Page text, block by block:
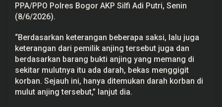
PPA/PPO Polres Bogor AKP Silfi Adi Putri, Senin
(8/6/2026).
“Berdasarkan keterangan beberapa saksi, lalu juga
keterangan dari pemilik anjing tersebut juga dan
berdasarkan barang bukti anjing yang memang di
sekitar mulutnya itu ada darah, bekas menggigit
korban. Sejauh ini, hanya ditemukan darah korban di
mulut anjing tersebut,” lanjut dia.